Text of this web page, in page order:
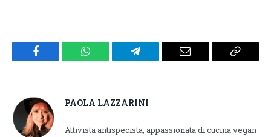
Facebook WhatsApp Telegram Email
Copy
PAOLA LAZZARINI
Attivista antispecista, appassionata di cucina vegan